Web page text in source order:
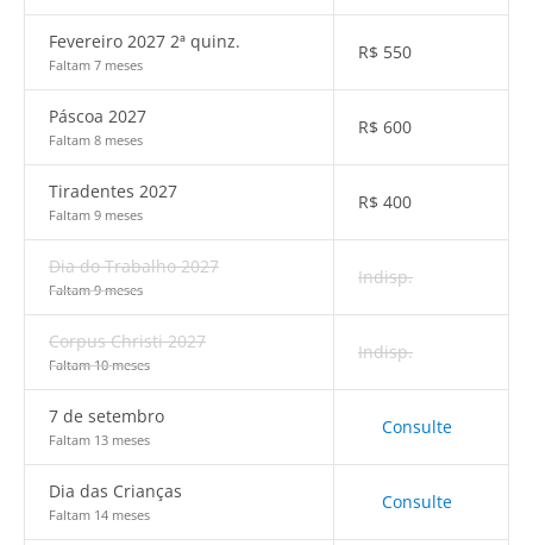
Fevereiro 2027 2ª quinz.
Faltam 7 meses
R$ 550
Páscoa 2027
Faltam 8 meses
R$ 600
Tiradentes 2027
Faltam 9 meses
R$ 400
Dia do Trabalho 2027
Faltam 9 meses
Indisp.
Corpus Christi 2027
Faltam 10 meses
Indisp.
7 de setembro
Faltam 13 meses
Consulte
Dia das Crianças
Faltam 14 meses
Consulte